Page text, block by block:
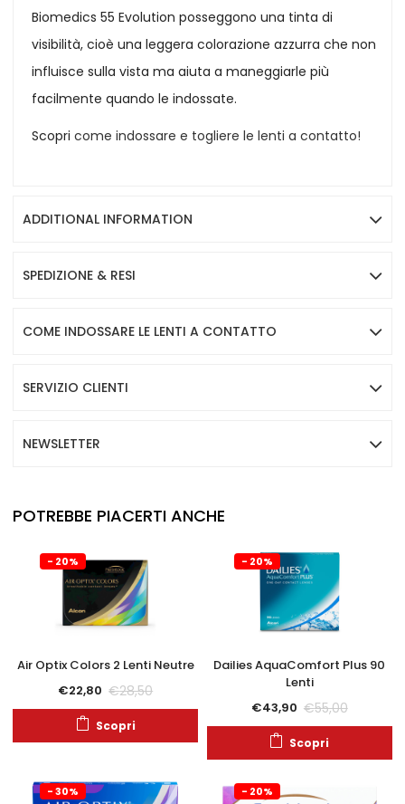
Biomedics 55 Evolution posseggono una tinta di
visibilità, cioè una leggera colorazione azzurra che non
influisce sulla vista ma aiuta a maneggiarle più
facilmente quando le indossate.
Scopricome indossare e togliere le lenti a contatto!
ADDITIONAL INFORMATION
SPEDIZIONE & RESI
COME INDOSSARE LE LENTI A CONTATTO
SERVIZIO CLIENTI
NEWSLETTER
POTREBBE PIACERTI ANCHE
- 20%
Air Optix Colors 2 Lenti Neutre
€22,80 €28,50
Scopri
- 20%
Dailies AquaComfort Plus 90
Lenti
€43,90 €55,00
Scopri
- 30% - 20%